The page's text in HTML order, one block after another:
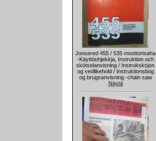
Jonsered 455 / 535 moottorisaha
-Käyttöohjekirja, Instruktion och
skötselanvisning / Instruksksjon
og vedlikehold / Instruktionsbog
og brugsanvisning -chain saw
Näytä